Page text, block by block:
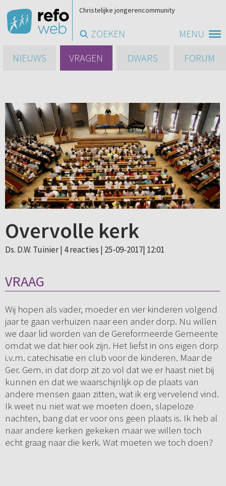
MENU
Christelijke jongerencommunity
ZOEKEN
NIEUWS
VRAGEN DWARS FORUM
Overvolle kerk
Ds. D.W. Tuinier | 4 reacties | 25-09-2017| 12:01
VRAAG
Wij hopen als vader, moeder en vier kinderen volgend
jaar te gaan verhuizen naar een ander dorp. Nu willen
we daar lid worden van de Gereformeerde Gemeente
omdat we dat hier ook zijn. Het liefst in ons eigen dorp
i.v.m. catechisatie en club voor de kinderen. Maar de
Ger. Gem. in dat dorp zit zo vol dat we er haast niet bij
kunnen en dat we waarschijnlijk op de plaats van
andere mensen gaan zitten, wat ik erg vervelend vind.
Ik weet nu niet wat we moeten doen, slapeloze
nachten, bang dat er voor ons geen plaats is. Ik heb al
naar andere kerken gekeken maar we willen toch
echt graag naar die kerk. Wat moeten we toch doen?